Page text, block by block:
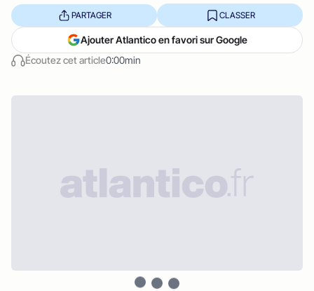
Écoutez cet article0:00min
PARTAGER CLASSER
Ajouter Atlantico en favori sur Google